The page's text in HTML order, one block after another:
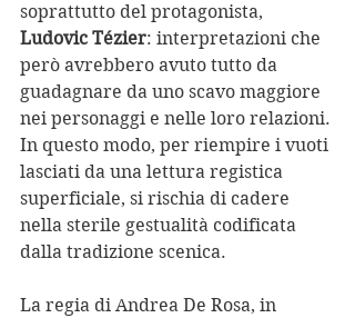
soprattutto del protagonista,
Ludovic Tézier: interpretazioni che
però avrebbero avuto tutto da
guadagnare da uno scavo maggiore
nei personaggi e nelle loro relazioni.
In questo modo, per riempire i vuoti
lasciati da una lettura registica
superficiale, si rischia di cadere
nella sterile gestualità codificata
dalla tradizione scenica.
La regia di Andrea De Rosa, in